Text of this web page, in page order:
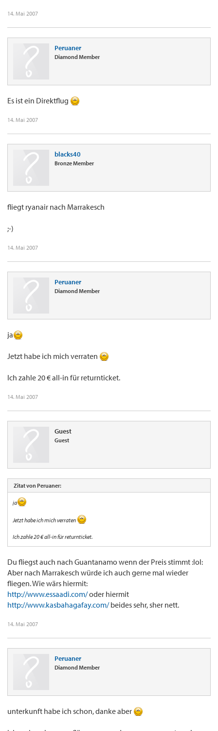
14. Mai 2007
Peruaner
Diamond Member
Es ist ein Direktflug
14. Mai 2007
blacks40
Bronze Member
fliegt ryanair nach Marrakesch
;-)
14. Mai 2007
Peruaner
Diamond Member
ja
Jetzt habe ich mich verraten
Ich zahle 20 € all-in für returnticket.
14. Mai 2007
Guest
Guest
Zitat von Peruaner:
ja
Jetzt habe ich mich verraten
Ich zahle 20 € all-in für returnticket.
Du fliegst auch nach Guantanamo wenn der Preis stimmt :lol:
Aber nach Marrakesch würde ich auch gerne mal wieder
fliegen. Wie wärs hiermit:
http://www.essaadi.com/oder hiermit
http://www.kasbahagafay.com/beides sehr, sher nett.
14. Mai 2007
Peruaner
Diamond Member
unterkunft habe ich schon, danke aber